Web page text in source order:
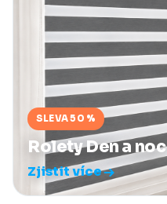
SLEVA 50 %
Rolety Den a noc
Zjistit více